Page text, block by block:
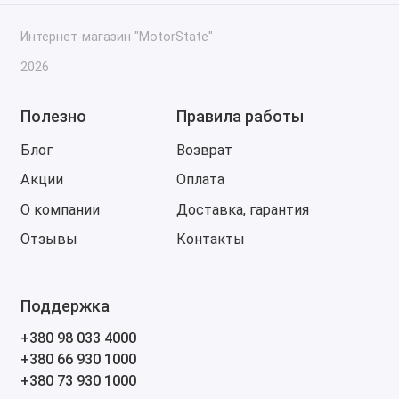
протокола.
специалистам удаленно подключаться к
Преимущества Autel MaxiSys MS909:
выполнение диагностических задач благодаря
Широкий охват автомобилей: Поддержка более
80 марок автомобилей, включая европейские,
американские и азиатские модели.
Простота использования: Удобный интерфейс
Интернет-магазин "MotorState"
2026
Полезно
Блог
Акции
О компании
Отзывы
Правила работы
Возврат
Оплата
Доставка, гарантия
Контакты
Поддержка
+380 98 033 4000
+380 66 930 1000
+380 73 930 1000